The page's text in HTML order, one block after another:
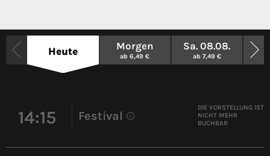
Heute Morgen
ab 6,49 €
Sa. 08.08.
ab 7,49 €
14:15 Festival i
DIE VORSTELLUNG IST
NICHT MEHR
BUCHBAR